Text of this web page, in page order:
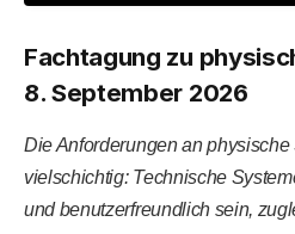
Fachtagung zu
8. September 2026
Die Anforderungen an
vielschichtig: Technische
und benutzerfreundlich sein,